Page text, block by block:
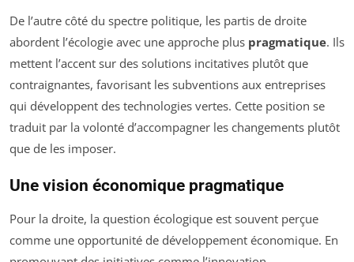
De l’autre côté du spectre politique, les partis de droite
abordent l’écologie avec une approche plus pragmatique. Ils
mettent l’accent sur des solutions incitatives plutôt que
contraignantes, favorisant les subventions aux entreprises
qui développent des technologies vertes. Cette position se
traduit par la volonté d’accompagner les changements plutôt
que de les imposer.
Une vision économique pragmatique
Pour la droite, la question écologique est souvent perçue
comme une opportunité de développement économique. En